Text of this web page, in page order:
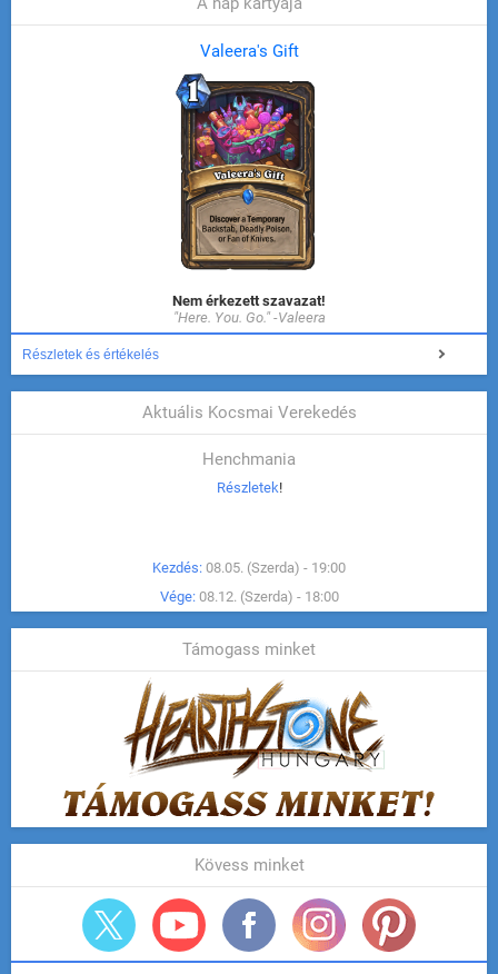
Valeera's Gift
Nem érkezett szavazat!
"Here. You. Go." -Valeera
Részletek és értékelés
Aktuális Kocsmai Verekedés
Henchmania
Részletek!
Kezdés: 08.05. (Szerda) - 19:00
Vége: 08.12. (Szerda) - 18:00
Támogass minket
Kövess minket